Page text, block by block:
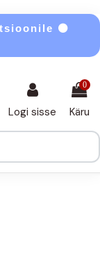
⚫
Logi sisse
0
Käru